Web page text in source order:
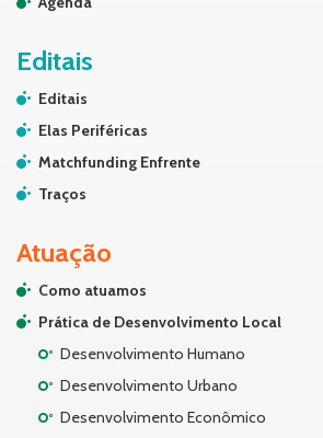
Editais
Editais
Elas Periféricas
Matchfunding Enfrente
Traços
Atuação
Como atuamos
Prática de Desenvolvimento Local
Desenvolvimento Humano
Desenvolvimento Urbano
Desenvolvimento Econômico